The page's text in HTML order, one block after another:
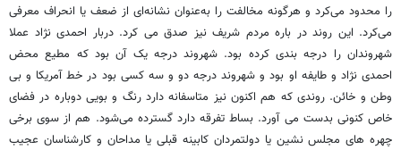
را محدود می‌کرد و هرگونه مخالفت را به‌عنوان نشانه‌ای از ضعف یا انحراف معرفی
می‌کرد. این روند در باره مردم شریف نیز صدق می کرد. دربار احمدی نژاد عملا
شهروندان را درجه بندی کرده بود. شهروند درجه یک آن بود که مطیع محض
احمدی نژاد و طایفه او بود و شهروند درجه دو و سه کسی بود در خط آمریکا و بی
وطن و خائن. روندی که هم اکنون نیز متاسفانه دارد رنگ و بویی دوباره در فضای
خاص کنونی بدست می آورد. بساط تفرقه دارد گسترده می‌شود. هم از سوی برخی
چهره های مجلس نشین یا دولتمردان کابینه قبلی یا مداحان و کارشناسان عجیب